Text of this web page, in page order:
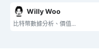
Willy Woo
比特幣數據分析、價值...